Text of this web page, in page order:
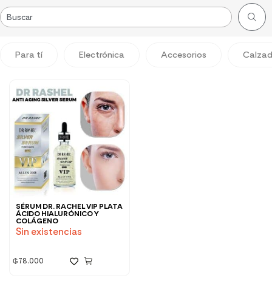
Para tí Electrónica Accesorios
SÉRUM DR. RACHEL VIP PLATA
ÁCIDO HIALURÓNICO Y
COLÁGENO
Sin existencias
₲ 78.000